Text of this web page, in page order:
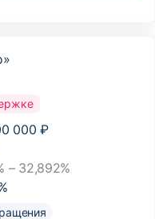
000 ₽
– 32,892%